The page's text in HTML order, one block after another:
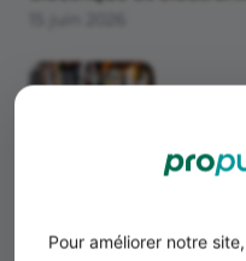
Pour améliorer notre
Étude de marché de